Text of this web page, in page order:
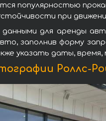
популярностью
при
для аренды
заполнив форму
указать даты,
Роллс-